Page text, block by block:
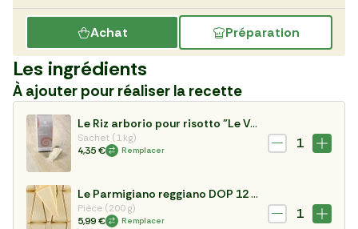
Achat Préparation
Les ingrédients
À ajouter pour réaliser la recette
Le Riz arborio pour risotto "Le Voglie"
Sachet (1 kg)
4,35 €
Remplacer 1
Le Parmigiano reggiano DOP 12 mois d'affinage
Pièce (200 g)
5,99 €
Remplacer 1